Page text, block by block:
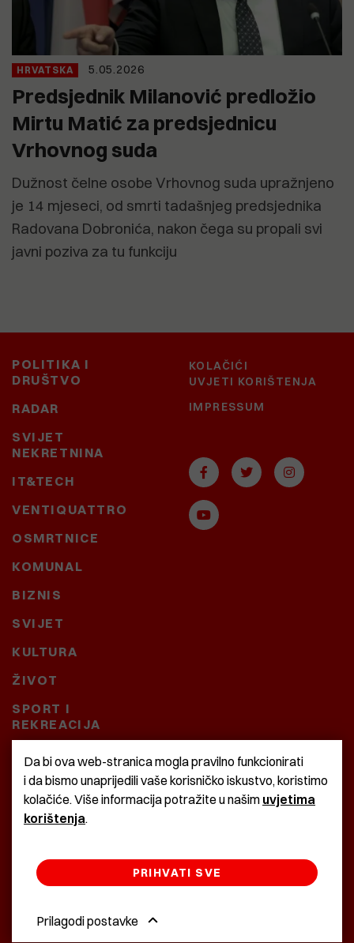
HRVATSKA 5.05.2026
Predsjednik Milanović predložio
Mirtu Matić za predsjednicu
Vrhovnog suda
Dužnost čelne osobe Vrhovnog suda upražnjeno
je 14 mjeseci, od smrti tadašnjeg predsjednika
Radovana Dobronića, nakon čega su propali svi
javni poziva za tu funkciju
POLITIKA I
DRUŠTVO
RADAR
SVIJET
NEKRETNINA
IT&TECH
VENTIQUATTRO
OSMRTNICE
KOMUNAL
BIZNIS
SVIJET
KULTURA
ŽIVOT
SPORT I
REKREACIJA
CRNA KRONIKA
BAŠTARDINI I PRAVI
KRASNA ZEMLJA
KOLAČIĆI
UVJETI KORIŠTENJA
IMPRESSUM
Da bi ova web-stranica mogla pravilno funkcionirati
i da bismo unaprijedili vaše korisničko iskustvo, koristimo
kolačiće. Više informacija potražite u našim uvjetima
korištenja.
Prilagodi postavke
PRIHVATI SVE